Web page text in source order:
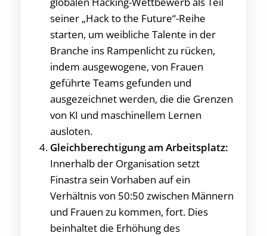
seiner „Hack to the Future“-Reihe
starten, um weibliche Talente in der
Branche ins Rampenlicht zu rücken,
indem ausgewogene, von Frauen
geführte Teams gefunden und
ausgezeichnet werden, die die Grenzen
von KI und maschinellem Lernen
ausloten.
Gleichberechtigung am Arbeitsplatz:
Innerhalb der Organisation setzt
Finastra sein Vorhaben auf ein
Verhältnis von 50:50 zwischen Männern
und Frauen zu kommen, fort. Dies
beinhaltet die Erhöhung des